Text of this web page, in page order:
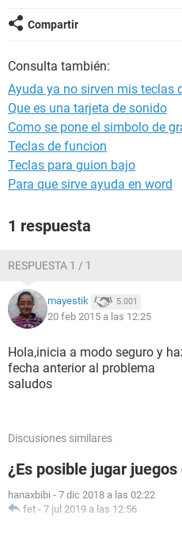
Compartir
Consulta también:
Ayuda ya no sirven mis teclas
Que es una tarjeta de sonido
Como se pone el simbolo de
Teclas de funcion
Teclas para guion bajo
Para que sirve ayuda en word
1 respuesta
RESPUESTA 1 / 1
mayestik 5.001
20 feb 2015 a las 12:25
Hola,inicia a modo seguro y
fecha anterior al problema
saludos
Discusiones similares
¿Es posible jugar juegos
hanaxbibi - 7 dic 2018 a las 02:22
fet - 7 jul 2019 a las 12:56